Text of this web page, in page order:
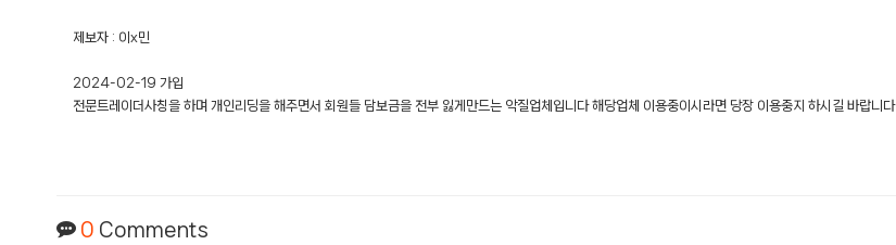
제보자 : 이x민
2024-02-19 가입
전문트레이더사칭을 하며 개인리딩을 해주면서 회원들 담보금을 전부 잃게만드는 악질업체입니다 해당업체 이용중이시라면 당장 이용중지 하시길 바랍니다
0 Comments